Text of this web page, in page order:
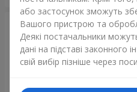
або застосунок зможуть
Вашого пристрою та
Деякі постачальники
дані на підставі законного
свій вибір пізніше через